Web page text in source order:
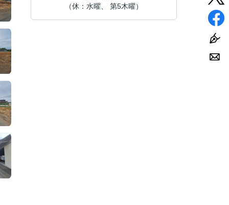
（休：水曜、 第5木曜）